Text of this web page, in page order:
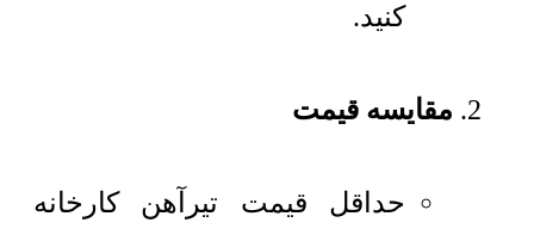
کنید.
مقایسه قیمت
حداقل قیمت تیرآهن کارخانه